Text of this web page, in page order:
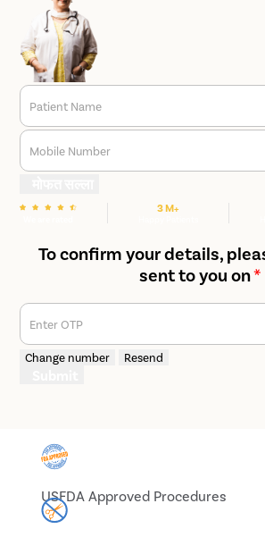
Patient Name
Mobile Number
3 M+
To confirm your details,
sent to you on*
Enter OTP
Change number Resend
USFDA Approved Procedures